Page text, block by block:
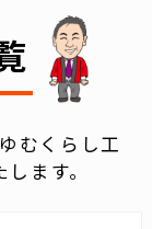
むくらし工
ます。